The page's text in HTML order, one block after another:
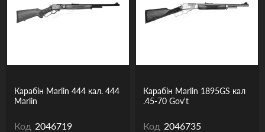
Карабін Marlin 444 кал. 444
Marlin
Код 2046719
Карабін Marlin 1895GS кал
.45-70 Gov't
Код 2046735